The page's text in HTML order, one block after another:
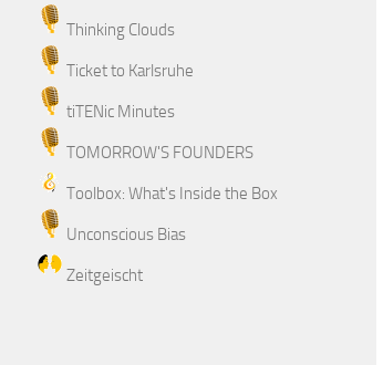
Thinking Clouds
Ticket to Karlsruhe
tiTENic Minutes
TOMORROW'S FOUNDERS
Toolbox: What's Inside the Box
Unconscious Bias
Zeitgeischt